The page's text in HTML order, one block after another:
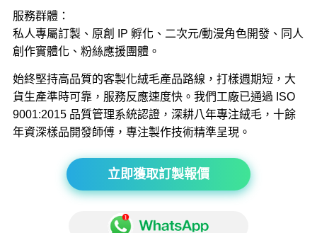
服務群體：
私人專屬訂製、原創 IP 孵化、二次元/動漫角色開發、同人
創作實體化、粉絲應援團體。
始終堅持高品質的客製化絨毛產品路線，打樣週期短，大
貨生產準時可靠，服務反應速度快。我們工廠已通過 ISO
9001:2015 品質管理系統認證，深耕八年專注絨毛，十餘
年資深樣品開發師傅，專注製作技術精準呈現。
立即獲取訂製報價